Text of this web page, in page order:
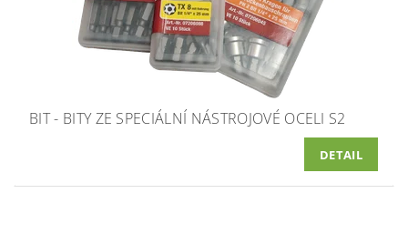
BIT - BITY ZE SPECIÁLNÍ NÁSTROJOVÉ OCELI S2
DETAIL